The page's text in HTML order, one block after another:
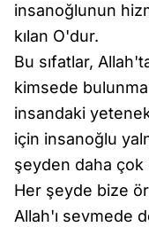
insanoğlunun
kılan O'dur.
Bu sıfatlar,
kimsede
insandaki
için insanoğlu
şeyden daha çok
Her şeyde bize
Allah'ı sevmede